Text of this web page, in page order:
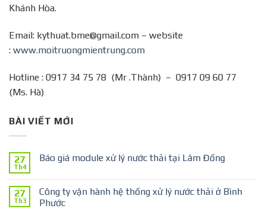
Khánh Hòa.
Email: kythuat.bme@gmail.com – website
: www.moitruongmientrung.com
Hotline : 0917 34 75 78 (Mr .Thành) – 0917 09 60 77
(Ms. Hà)
BÀI VIẾT MỚI
27
Th4
Báo giá module xử lý nước thải tại Lâm Đồng
27
Th3
Công ty vận hành hệ thống xử lý nước thải ở Bình
Phước